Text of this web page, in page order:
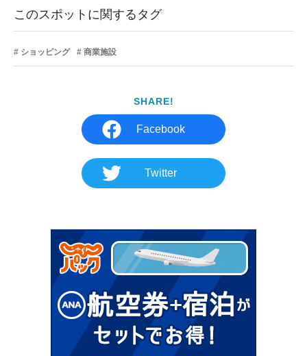
このスポットに関するタグ
ショッピング 商業施設
SHARE!
Facebook
Twitter